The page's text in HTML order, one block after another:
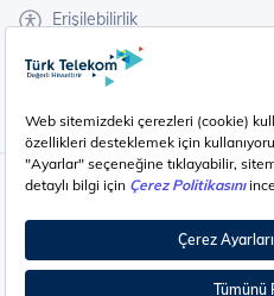
Erişilebilirlik
İşaret Dili Çevirisi
Çerez Ayarları